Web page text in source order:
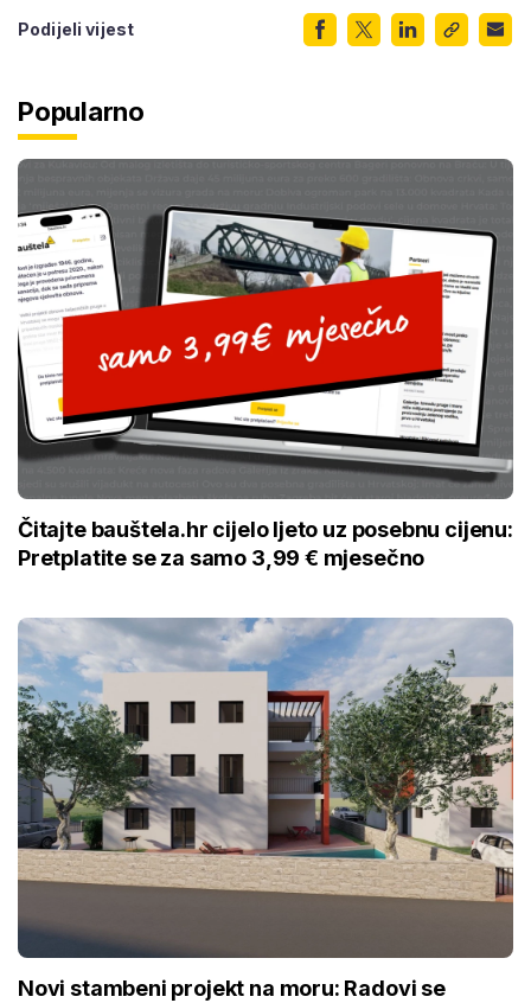
Podijeli vijest
Popularno
Čitajte bauštela.hr cijelo ljeto uz posebnu cijenu:
Pretplatite se za samo 3,99 € mjesečno
Novi stambeni projekt na moru: Radovi se